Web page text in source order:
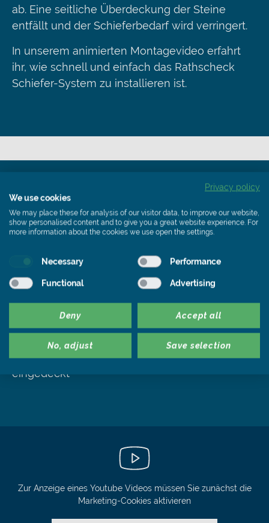
ab. Eine seitliche Überdeckung der Steine
entfällt und der Schieferbedarf wird verringert.
In unserem animierten Montagevideo erfahrt
ihr, wie schnell und einfach das Rathscheck
Schiefer-System zu installieren ist.
Scheunenhaus am See
Mit ihrem Öko-Scheunenhaus in der Uckermark
Traum in Erfüllung. Die junge Familie lebt
künftig naturnah unter einem Schieferdach –
dem 15.000 Euro-Hauptgewinn eines
wurde. Mit dem neuen Rathscheck Schiefer-
System waren die beiden Dächer des
versetzten Scheunenhauses in kurzer Zeit
eingedeckt
Zur Anzeige eines Youtube Videos müssen Sie zunächst die
Marketing-Cookies aktivieren
Privacy policy
We use cookies
We may place these for analysis of our visitor data, to improve our website,
show personalised content and to give you a great website experience. For
more information about the cookies we use open the settings.
Necessary Performance
Functional Advertising
Deny Accept all
No, adjust Save selection